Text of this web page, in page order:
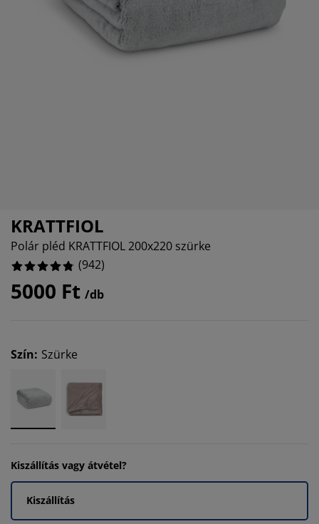
és kiegészítők
világítás
KRATTFIOL
Polár pléd KRATTFIOL 200x220 szürke
(942)
5000 Ft /db
Szín: Szürke
Kiszállítás vagy átvétel?
Kiszállítás